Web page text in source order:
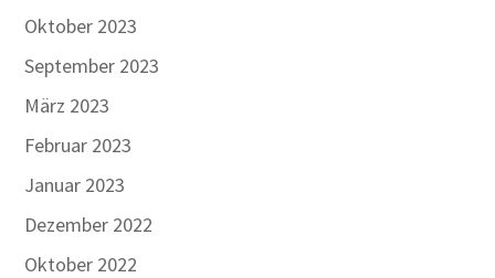
Oktober 2023
September 2023
März 2023
Februar 2023
Januar 2023
Dezember 2022
Oktober 2022